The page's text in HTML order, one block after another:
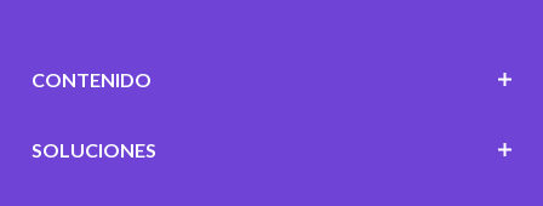
CONTENIDO
SOLUCIONES